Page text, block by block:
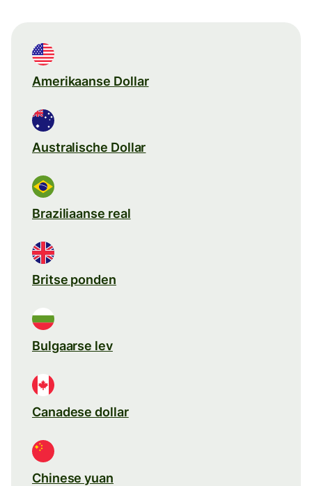
Amerikaanse Dollar
Australische Dollar
Braziliaanse real
Britse ponden
Bulgaarse lev
Canadese dollar
Chinese yuan